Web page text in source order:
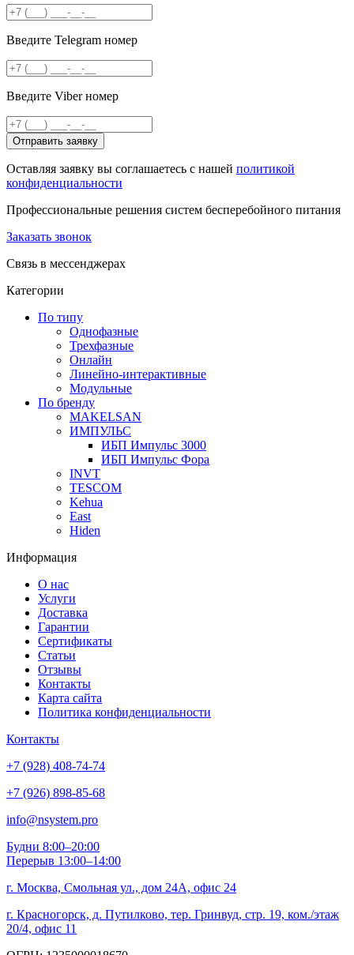
Введите Telegram номер
Введите Viber номер
Отправить заявку
Оставляя заявку вы соглашаетесь с нашей политикой
конфиденциальности
Профессиональные решения систем бесперебойного питания
Заказать звонок
Связь в мессенджерах
Категории
По типу
Однофазные
Трехфазные
Онлайн
Линейно-интерактивные
Модульные
По бренду
MAKELSAN
ИМПУЛЬС
ИБП Импульс 3000
ИБП Импульс Фора
INVT
TESCOM
Kehua
East
Hiden
Информация
О нас
Услуги
Доставка
Гарантии
Сертификаты
Статьи
Отзывы
Контакты
Карта сайта
Политика конфиденциальности
Контакты
+7 (928) 408-74-74
+7 (926) 898-85-68
info@nsystem.pro
Будни 8:00–20:00
Перерыв 13:00–14:00
г. Москва, Смольная ул., дом 24А, офис 24
г. Красногорск, д. Путилково, тер. Гринвуд, стр. 19, ком./этаж
20/4, офис 11